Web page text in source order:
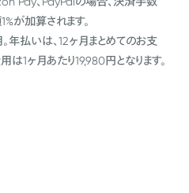
が加算されます。
年払いは、12ヶ月まとめてのお支
は1ヶ月あたり19,980円となります。